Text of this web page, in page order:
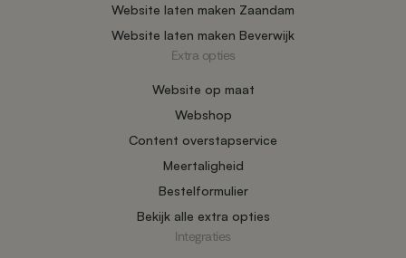
Website laten maken Zaandam
Website laten maken Beverwijk
Extra opties
Website op maat
Webshop
Content overstapservice
Meertaligheid
Bestelformulier
Bekijk alle extra opties
Integraties